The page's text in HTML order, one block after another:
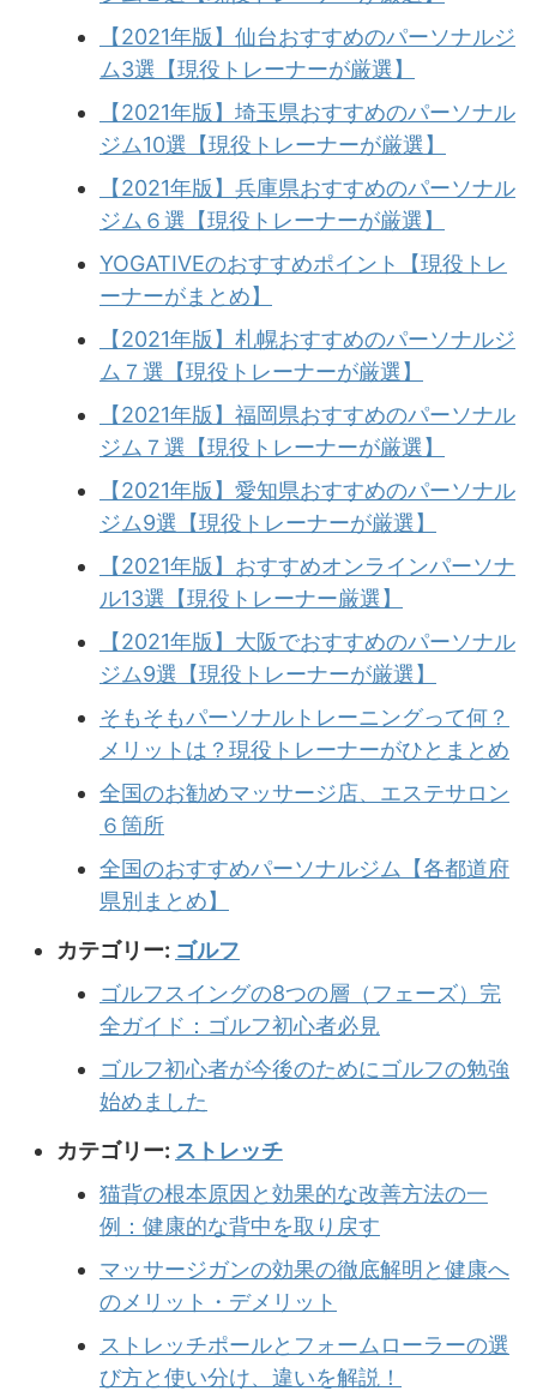
【2021年版】仙台おすすめのパーソナルジ
ム3選【現役トレーナーが厳選】
【2021年版】埼玉県おすすめのパーソナル
ジム10選【現役トレーナーが厳選】
【2021年版】兵庫県おすすめのパーソナル
ジム６選【現役トレーナーが厳選】
YOGATIVEのおすすめポイント【現役トレ
ーナーがまとめ】
【2021年版】札幌おすすめのパーソナルジ
ム７選【現役トレーナーが厳選】
【2021年版】福岡県おすすめのパーソナル
ジム７選【現役トレーナーが厳選】
【2021年版】愛知県おすすめのパーソナル
ジム9選【現役トレーナーが厳選】
【2021年版】おすすめオンラインパーソナ
ル13選【現役トレーナー厳選】
【2021年版】大阪でおすすめのパーソナル
ジム9選【現役トレーナーが厳選】
そもそもパーソナルトレーニングって何？
メリットは？現役トレーナーがひとまとめ
全国のお勧めマッサージ店、エステサロン
６箇所
全国のおすすめパーソナルジム【各都道府
県別まとめ】
カテゴリー: ゴルフ
ゴルフスイングの8つの層（フェーズ）完
全ガイド：ゴルフ初心者必見
ゴルフ初心者が今後のためにゴルフの勉強
始めました
カテゴリー: ストレッチ
猫背の根本原因と効果的な改善方法の一
例：健康的な背中を取り戻す
マッサージガンの効果の徹底解明と健康へ
のメリット・デメリット
ストレッチポールとフォームローラーの選
び方と使い分け、違いを解説！